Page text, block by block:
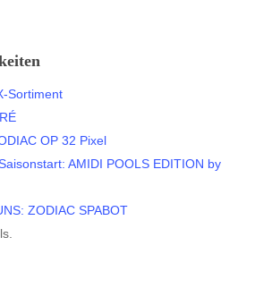
Sortiment
OP 32 Pixel
AMIDI POOLS EDITION by
ZODIAC SPABOT